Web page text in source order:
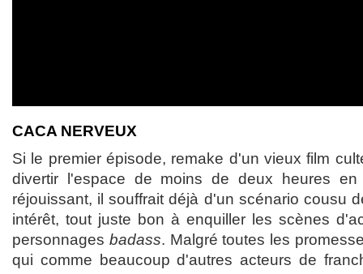
CACA NERVEUX
Si le premier épisode, remake d'un vieux film
divertir l'espace de moins de deux heures en
réjouissant, il souffrait déjà d'un scénario cousu
intérêt, tout juste bon à enquiller les scènes
personnages badass. Malgré toutes les
qui comme beaucoup d'autres acteurs de